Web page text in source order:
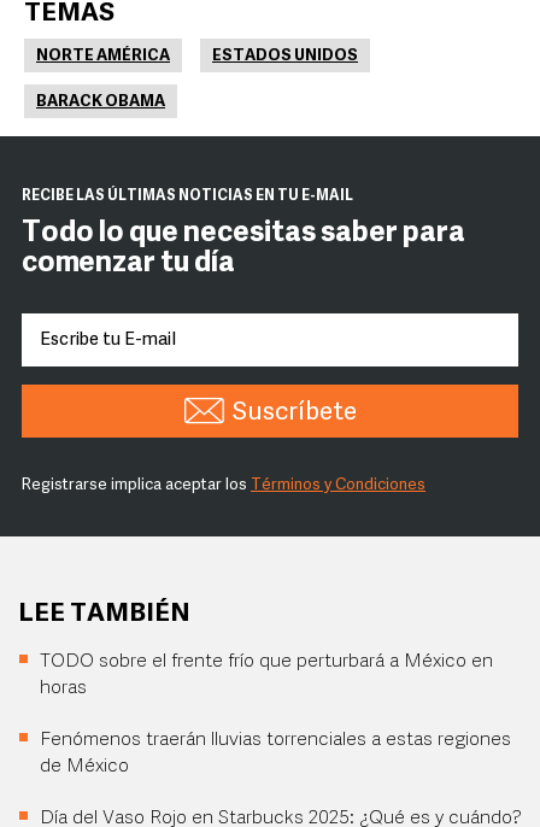
TEMAS
NORTE AMÉRICA ESTADOS UNIDOS
BARACK OBAMA
RECIBE LAS ÚLTIMAS NOTICIAS EN TU E-MAIL
Todo lo que necesitas saber para
comenzar tu día
Suscríbete
Registrarse implica aceptar los Términos y Condiciones
LEE TAMBIÉN
TODO sobre el frente frío que perturbará a México en
horas
Fenómenos traerán lluvias torrenciales a estas regiones
de México
Día del Vaso Rojo en Starbucks 2025: ¿Qué es y cuándo?